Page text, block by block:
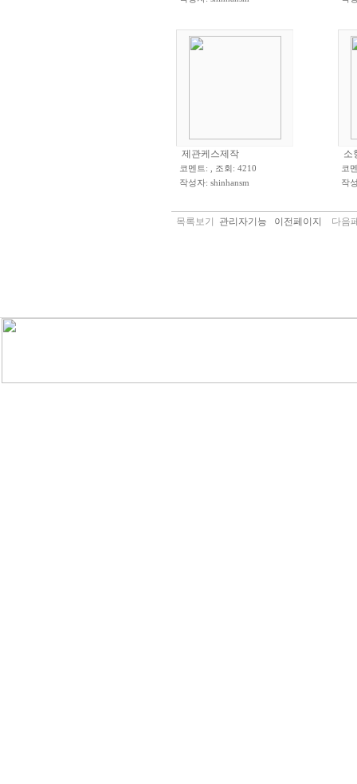
제관케스제작
코멘트: , 조회: 4210
작성자: shinhansm
소
코
작
목록보기 관리자기능 이전페이지 다음